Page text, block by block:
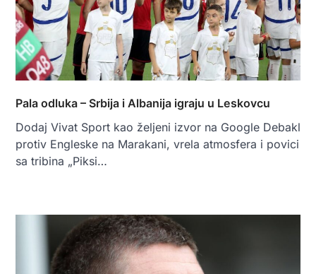
Pala odluka – Srbija i Albanija igraju u Leskovcu
Dodaj Vivat Sport kao željeni izvor na Google Debakl
protiv Engleske na Marakani, vrela atmosfera i povici
sa tribina „Piksi…